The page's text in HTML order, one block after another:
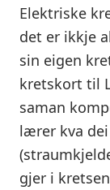
Elektriske
det er ikkje
sin eigen
kretskort til
saman
lærer kva
gjer i